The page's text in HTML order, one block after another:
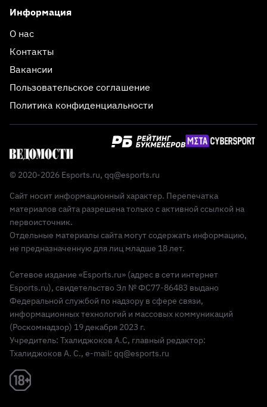
Информация
О нас
Контакты
Вакансии
Пользовательское соглашение
Политика конфиденциальности
© 2020-2026 Esports.ru, qq@esports.ru
Сайт носит информационный характер. Перепечатка
материалов сайта разрешена только с активной ссылкой на
первоисточник.
Отдельные материалы сайта могут содержать информацию,
не предназначенную для лиц младше 18 лет.
Сетевое издание «Esports.ru» (адрес в сети интернет
Esports.ru), свидетельство Эл № ФС77-86483 выдано
Федеральной службой по надзору в сфере связи,
информационных технологий и массовых коммуникаций
(Роскомнадзор) 19 декабря 2023 г.
Учредитель: Тхалиджоков А.С, главный редактор:
Тхалиджоков А. С., e-mail: qq@esports.ru